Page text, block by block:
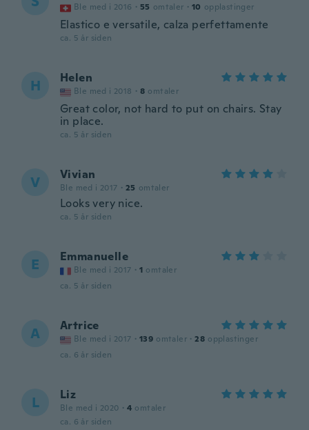
Ble med i 2016 · 55 omtaler · 10 opplastinger
Elastico e versatile, calza perfettamente
ca. 5 år siden
H Helen
Ble med i 2018 · 8 omtaler
Great color, not hard to put on chairs. Stay
in place.
ca. 5 år siden
V Vivian
Ble med i 2017 · 25 omtaler
Looks very nice.
ca. 5 år siden
E Emmanuelle
Ble med i 2017 · 1 omtaler
ca. 5 år siden
A Artrice
Ble med i 2017 · 139 omtaler · 28 opplastinger
ca. 6 år siden
L Liz
Ble med i 2020 · 4 omtaler
ca. 6 år siden